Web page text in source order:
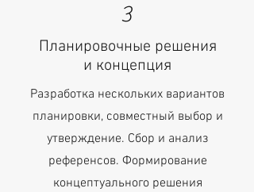
3
Планировочные решения
и концепция
Разработка нескольких вариантов
планировки, совместный выбор и
утверждение. Сбор и анализ
референсов. Формирование
концептуального решения